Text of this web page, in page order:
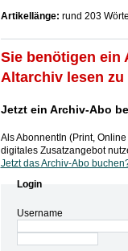
Artikellänge: rund 203
Sie benötigen ein
Altarchiv lesen zu
Jetzt ein Archiv-Abo
Als AbonnentIn (Print,
digitales Zusatzangebot
Jetzt das Archiv-Abo
Login
Username